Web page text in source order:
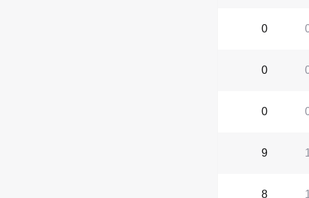
0
0
0
1
9
1
8